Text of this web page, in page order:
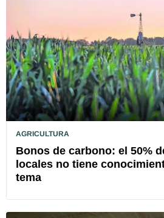
AGRICULTURA
Bonos de carbono: el 50%
locales no tiene
tema